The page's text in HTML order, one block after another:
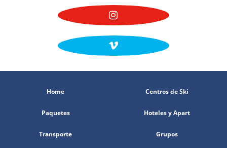
Home Centros de Ski
Paquetes Hoteles y Apart
Transporte Grupos